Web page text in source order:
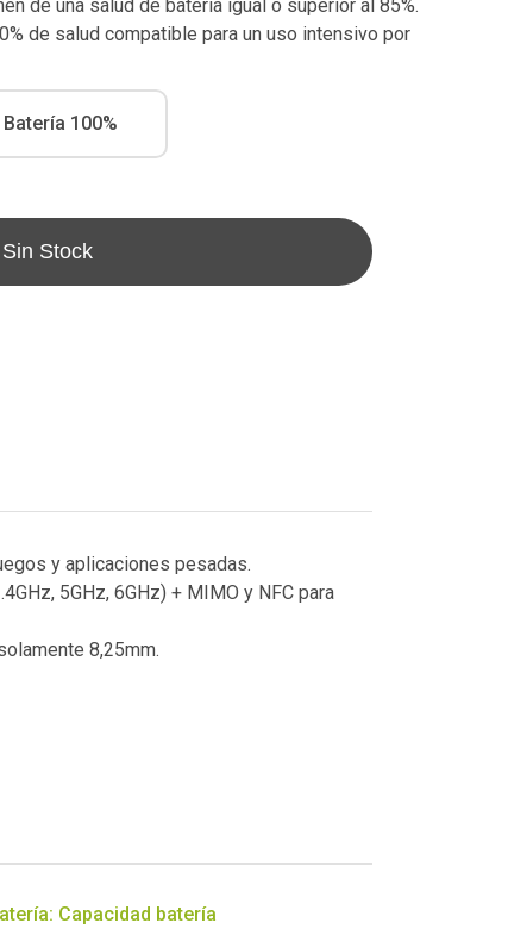
de una salud de batería igual o superior al 85%.
de salud compatible para un uso intensivo por
Batería 100%
Sin Stock
y aplicaciones pesadas.
5GHz, 6GHz) + MIMO y NFC para
8,25mm.
Capacidad batería